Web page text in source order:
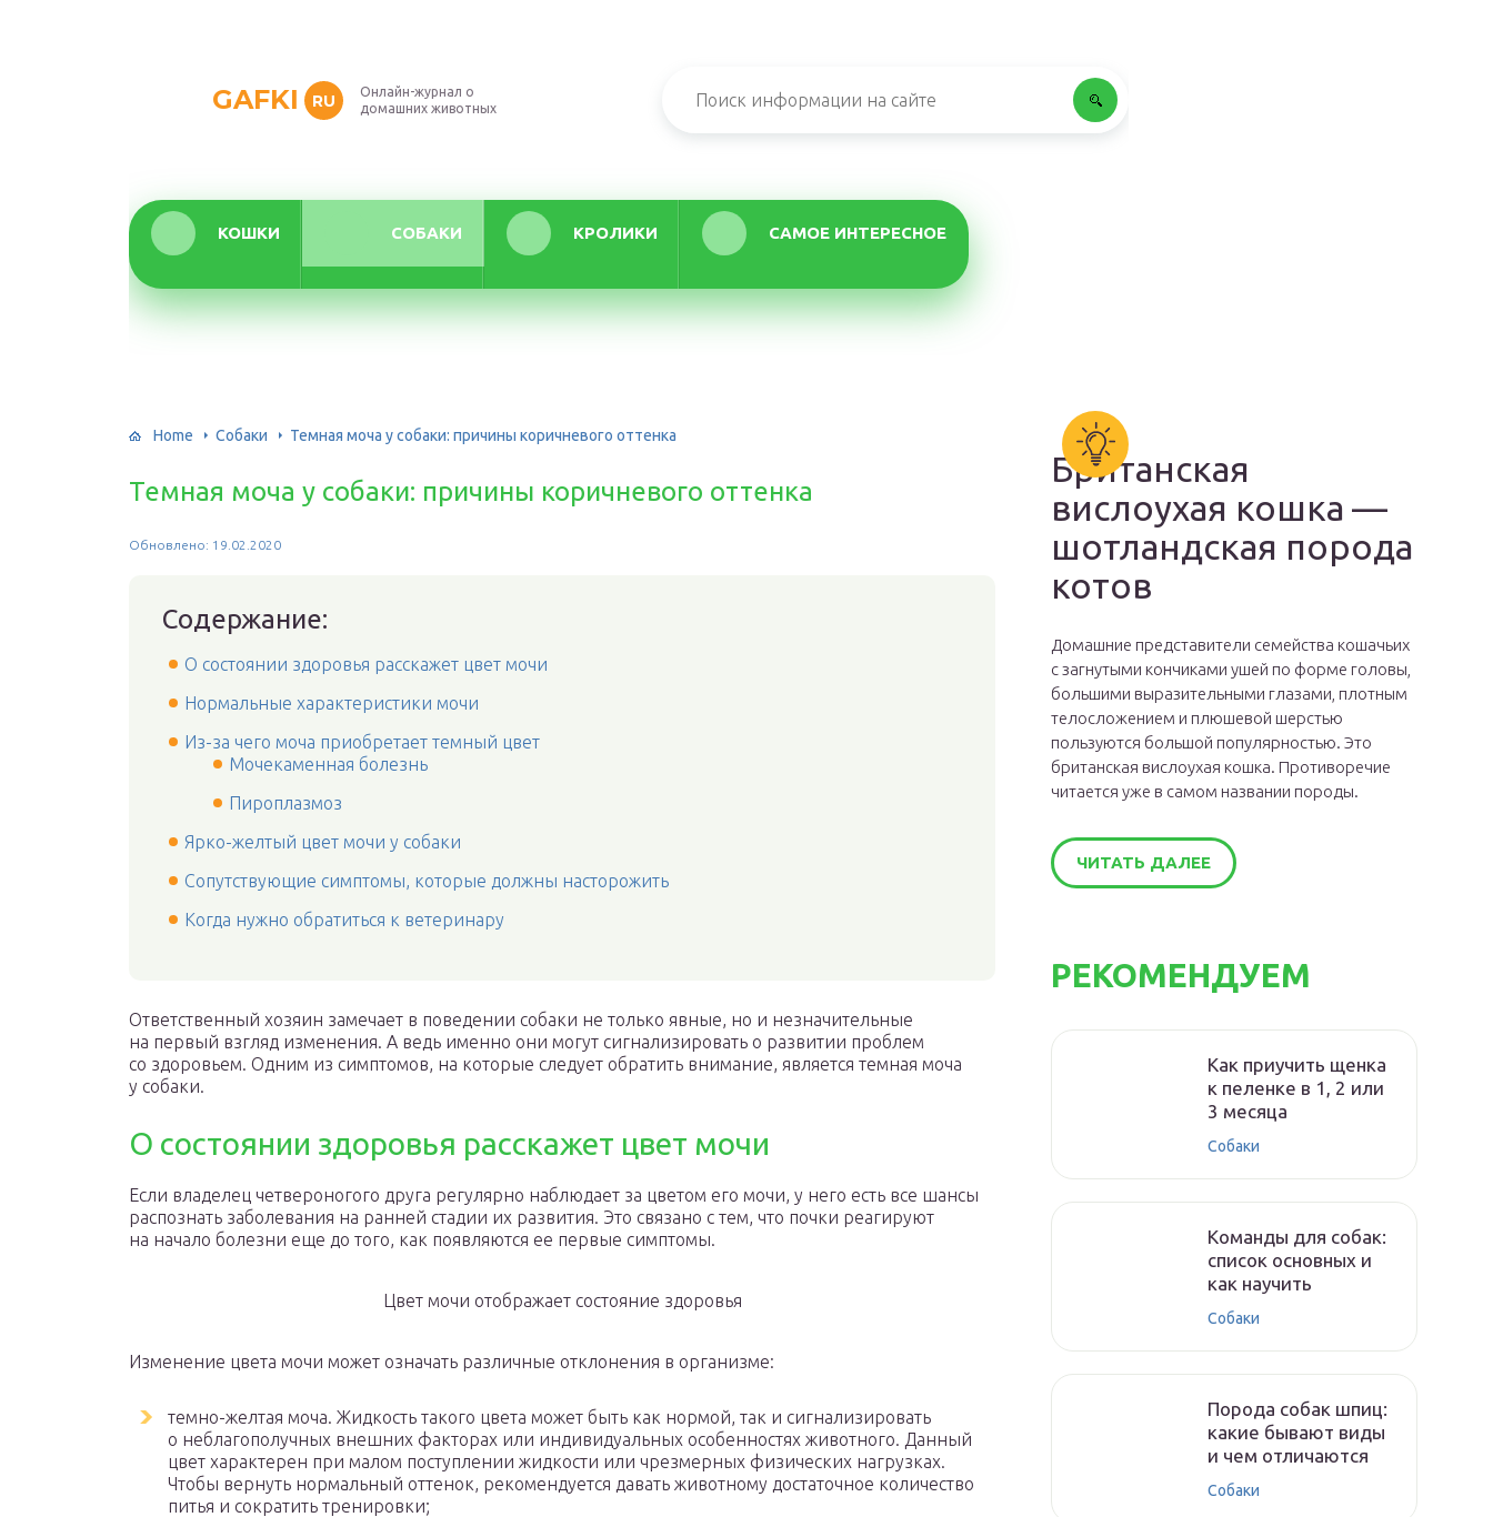
GAFKI RU
Онлайн-журнал о
домашних животных
КОШКИ СОБАКИ КРОЛИКИ САМОЕ ИНТЕРЕСНОЕ
Home Собаки Темная моча у собаки: причины коричневого оттенка
Темная моча у собаки: причины коричневого оттенка
Обновлено: 19.02.2020
Содержание:
О состоянии здоровья расскажет цвет мочи
Нормальные характеристики мочи
Из-за чего моча приобретает темный цвет
Мочекаменная болезнь
Пироплазмоз
Ярко-желтый цвет мочи у собаки
Сопутствующие симптомы, которые должны насторожить
Когда нужно обратиться к ветеринару
Ответственный хозяин замечает в поведении собаки не только явные, но и незначительные
на первый взгляд изменения. А ведь именно они могут сигнализировать о развитии проблем
со здоровьем. Одним из симптомов, на которые следует обратить внимание, является темная моча
у собаки.
О состоянии здоровья расскажет цвет мочи
Если владелец четвероногого друга регулярно наблюдает за цветом его мочи, у него есть все шансы
распознать заболевания на ранней стадии их развития. Это связано с тем, что почки реагируют
на начало болезни еще до того, как появляются ее первые симптомы.
Цвет мочи отображает состояние здоровья
Изменение цвета мочи может означать различные отклонения в организме:
темно-желтая моча. Жидкость такого цвета может быть как нормой, так и сигнализировать
о неблагополучных внешних факторах или индивидуальных особенностях животного. Данный
цвет характерен при малом поступлении жидкости или чрезмерных физических нагрузках.
Чтобы вернуть нормальный оттенок, рекомендуется давать животному достаточное количество
питья и сократить тренировки;
Британская
вислоухая кошка —
шотландская порода
котов
Домашние представители семейства кошачьих
с загнутыми кончиками ушей по форме головы,
большими выразительными глазами, плотным
телосложением и плюшевой шерстью
пользуются большой популярностью. Это
британская вислоухая кошка. Противоречие
читается уже в самом названии породы.
ЧИТАТЬ ДАЛЕЕ
РЕКОМЕНДУЕМ
Как приучить щенка
к пеленке в 1, 2 или
3 месяца
Собаки
Команды для собак:
список основных и
как научить
Собаки
Порода собак шпиц:
какие бывают виды
и чем отличаются
Собаки